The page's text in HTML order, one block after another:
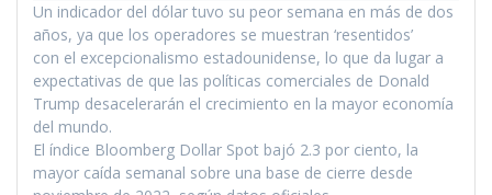
Un indicador del dólar tuvo su peor semana en más de dos
años, ya que los operadores se muestran ‘resentidos’
con el excepcionalismo estadounidense, lo que da lugar a
expectativas de que las políticas comerciales de Donald
Trump desacelerarán el crecimiento en la mayor economía
del mundo.
El índice Bloomberg Dollar Spot bajó 2.3 por ciento, la
mayor caída semanal sobre una base de cierre desde